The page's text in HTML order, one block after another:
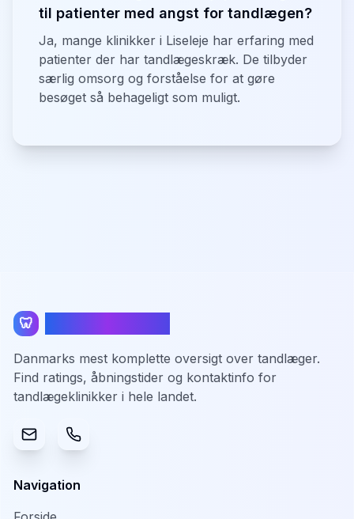
til patienter med angst for tandlægen?
Ja, mange klinikker i Liseleje har erfaring med
patienter der har tandlægeskræk. De tilbyder
særlig omsorg og forståelse for at gøre
besøget så behageligt som muligt.
🦷
Danmarks mest komplette oversigt over tandlæger.
Find ratings, åbningstider og kontaktinfo for
tandlægeklinikker i hele landet.
Navigation